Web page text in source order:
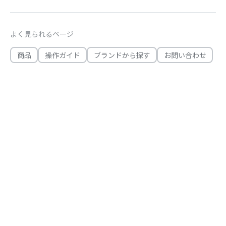
よく見られるページ
商品 操作ガイド ブランドから探す お問い合わせ